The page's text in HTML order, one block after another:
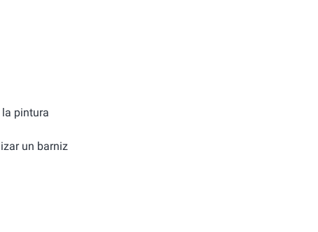
pintura
un barniz